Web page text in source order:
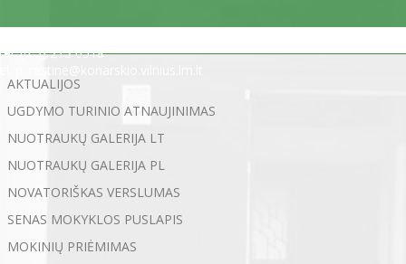
tel. (0 5) 213 0518
AKTUALIJOS
UGDYMO TURINIO ATNAUJINIMAS
NUOTRAUKŲ GALERIJA LT
NUOTRAUKŲ GALERIJA PL
NOVATORIŠKAS VERSLUMAS
SENAS MOKYKLOS PUSLAPIS
MOKINIŲ PRIĖMIMAS